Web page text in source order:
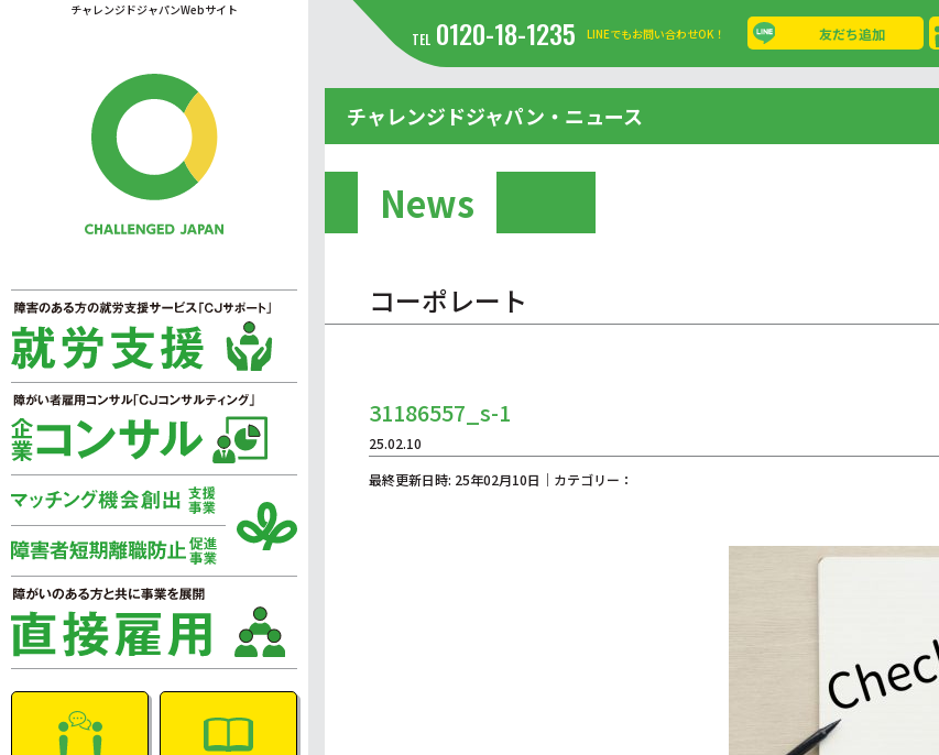
チャレンジドジャパンWebサイト
TEL 0120-18-1235 LINEでもお問い合わせOK！ 友だち追加
チャレンジドジャパン・ニュース
News
コーポレート
31186557_s-1
25.02.10
最終更新日時: 25年02月10日｜カテゴリー：